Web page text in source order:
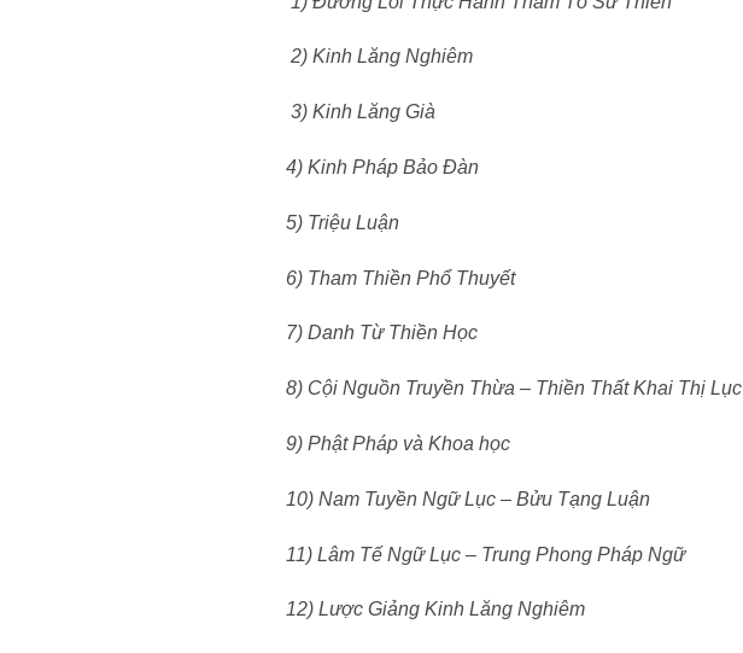
2) Kinh Lăng Nghiêm
3) Kinh Lăng Già
4) Kinh Pháp Bảo Đàn
5) Triệu Luận
6) Tham Thiền Phổ Thuyết
7) Danh Từ Thiền Học
8) Cội Nguồn Truyền Thừa – Thiền Thất Khai Thị Lục
9) Phật Pháp và Khoa học
10) Nam Tuyền Ngữ Lục – Bửu Tạng Luận
11) Lâm Tế Ngữ Lục – Trung Phong Pháp Ngữ
12) Lược Giảng Kinh Lăng Nghiêm